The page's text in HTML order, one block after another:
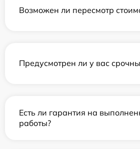
Возможен ли пересмотр
Предусмотрен ли у вас
Есть ли гарантия на
работы?